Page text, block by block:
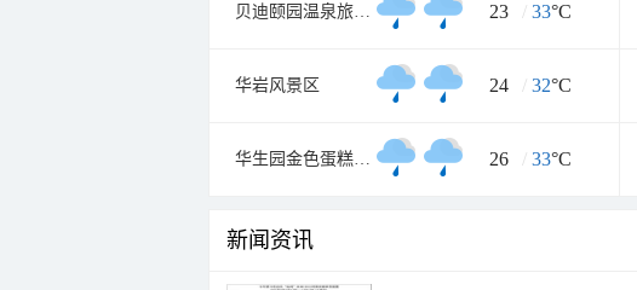
贝迪颐园温泉旅游度假区 23 / 33°C
华岩风景区 24 / 32°C
华生园金色蛋糕梦幻王国 26 / 33°C
新闻资讯